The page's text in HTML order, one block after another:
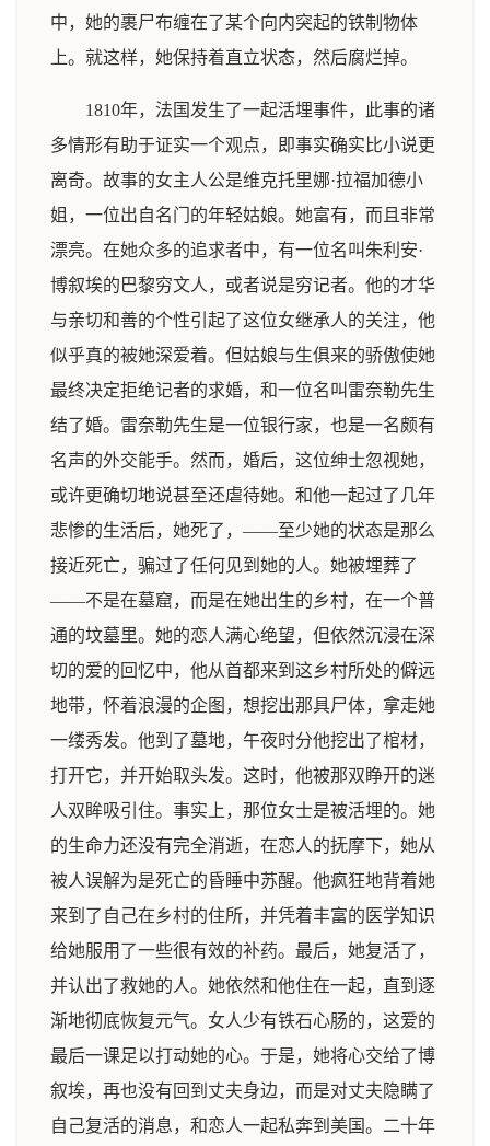
中，她的裹尸布缠在了某个向内突起的铁制物体
上。就这样，她保持着直立状态，然后腐烂掉。
1810年，法国发生了一起活埋事件，此事的诸
多情形有助于证实一个观点，即事实确实比小说更
离奇。故事的女主人公是维克托里娜·拉福加德小
姐，一位出自名门的年轻姑娘。她富有，而且非常
漂亮。在她众多的追求者中，有一位名叫朱利安·
博叙埃的巴黎穷文人，或者说是穷记者。他的才华
与亲切和善的个性引起了这位女继承人的关注，他
似乎真的被她深爱着。但姑娘与生俱来的骄傲使她
最终决定拒绝记者的求婚，和一位名叫雷奈勒先生
结了婚。雷奈勒先生是一位银行家，也是一名颇有
名声的外交能手。然而，婚后，这位绅士忽视她，
或许更确切地说甚至还虐待她。和他一起过了几年
悲惨的生活后，她死了，——至少她的状态是那么
接近死亡，骗过了任何见到她的人。她被埋葬了
——不是在墓窟，而是在她出生的乡村，在一个普
通的坟墓里。她的恋人满心绝望，但依然沉浸在深
切的爱的回忆中，他从首都来到这乡村所处的僻远
地带，怀着浪漫的企图，想挖出那具尸体，拿走她
一缕秀发。他到了墓地，午夜时分他挖出了棺材，
打开它，并开始取头发。这时，他被那双睁开的迷
人双眸吸引住。事实上，那位女士是被活埋的。她
的生命力还没有完全消逝，在恋人的抚摩下，她从
被人误解为是死亡的昏睡中苏醒。他疯狂地背着她
来到了自己在乡村的住所，并凭着丰富的医学知识
给她服用了一些很有效的补药。最后，她复活了，
并认出了救她的人。她依然和他住在一起，直到逐
渐地彻底恢复元气。女人少有铁石心肠的，这爱的
最后一课足以打动她的心。于是，她将心交给了博
叙埃，再也没有回到丈夫身边，而是对丈夫隐瞒了
自己复活的消息，和恋人一起私奔到美国。二十年